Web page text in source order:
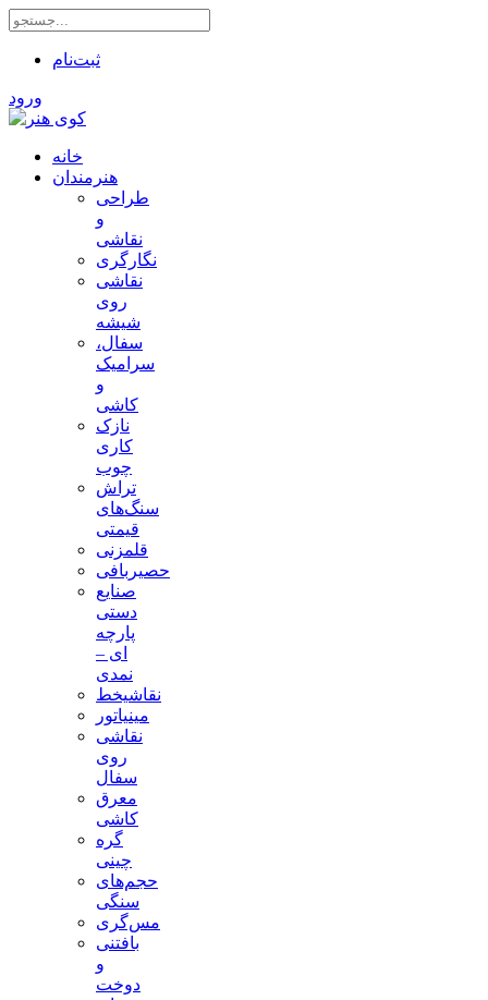
ثبت‌نام
ورود
خانه
هنرمندان
طراحی
و
نقاشی
نگارگری
نقاشی
روی
شیشه
سفال،
سرامیک
و
کاشی
نازک
کاری
چوب
تراش
سنگ‌های
قیمتی
قلمزنی
حصیربافی
صنایع
دستی
پارچه
ای –
نمدی
نقاشیخط
مینیاتور
نقاشی
روی
سفال
معرق
کاشی
گره
چینی
حجم‌های
سنگی
مس‌گری
بافتنی‌
و
دوخت